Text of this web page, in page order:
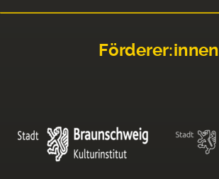
Förderer:innen